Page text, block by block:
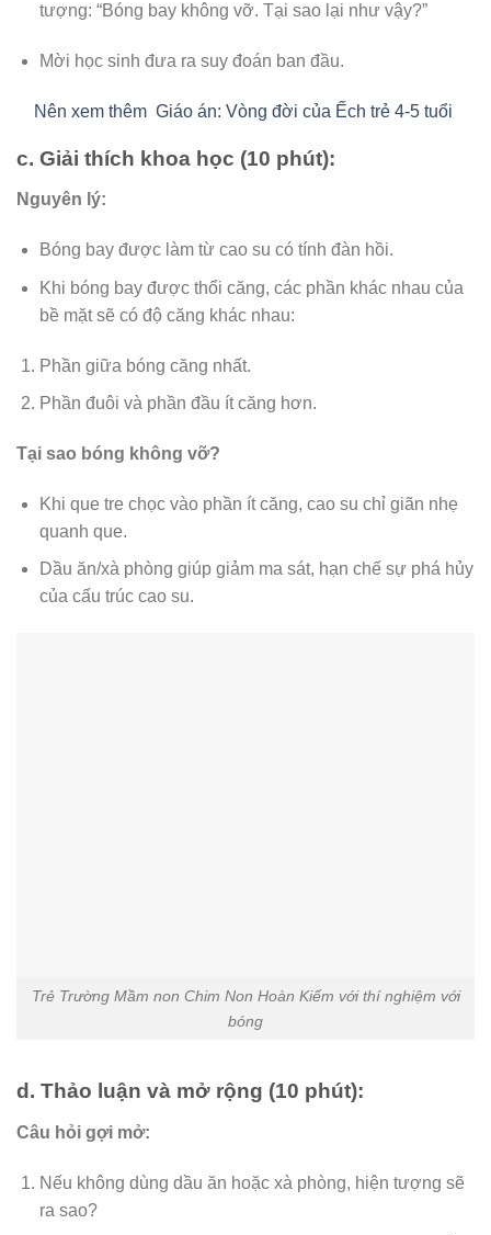
tượng: “Bóng bay không vỡ. Tại sao lại như vậy?”
Mời học sinh đưa ra suy đoán ban đầu.
Nên xem thêm Giáo án: Vòng đời của Ếch trẻ 4-5 tuổi
c. Giải thích khoa học (10 phút):
Nguyên lý:
Bóng bay được làm từ cao su có tính đàn hồi.
Khi bóng bay được thổi căng, các phần khác nhau của
bề mặt sẽ có độ căng khác nhau:
Phần giữa bóng căng nhất.
Phần đuôi và phần đầu ít căng hơn.
Tại sao bóng không vỡ?
Khi que tre chọc vào phần ít căng, cao su chỉ giãn nhẹ
quanh que.
Dầu ăn/xà phòng giúp giảm ma sát, hạn chế sự phá hủy
của cấu trúc cao su.
Trẻ Trường Mầm non Chim Non Hoàn Kiếm với thí nghiệm với
bóng
d. Thảo luận và mở rộng (10 phút):
Câu hỏi gợi mở:
Nếu không dùng dầu ăn hoặc xà phòng, hiện tượng sẽ
ra sao?